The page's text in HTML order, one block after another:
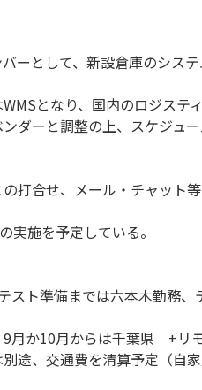
ーとして、新設倉庫のシス
となり、国内のロジステ
ダーと調整の上、スケジュ
打合せ、メール・チャット
実施を予定している。
スト準備までは六本木勤務
月か10月からは千葉県 +リ
途、交通費を清算予定（自家